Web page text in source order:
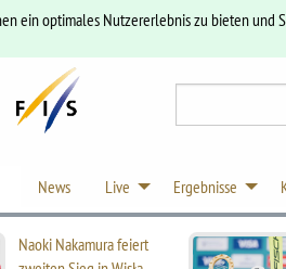
ein optimales Nutzererlebnis zu bieten und
News Live Ergebnisse
Naoki Nakamura feiert